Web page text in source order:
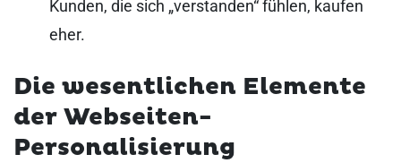
Kunden, die sich „verstanden“ fühlen, kaufen
eher.
Die wesentlichen Elemente
der Webseiten-
Personalisierung